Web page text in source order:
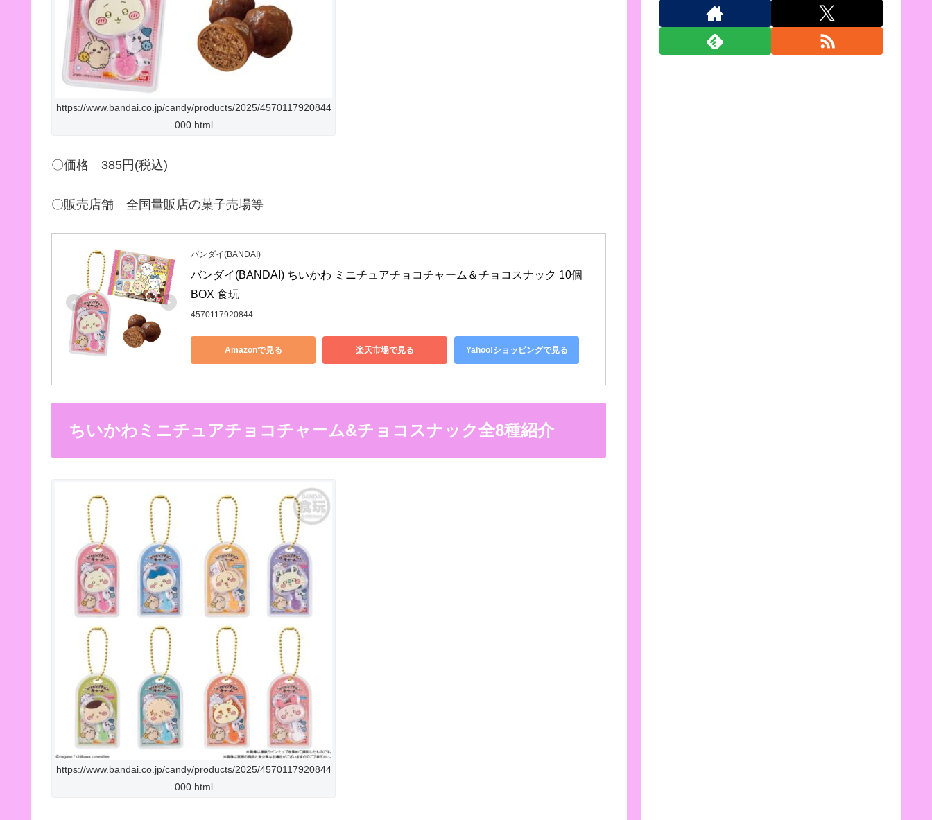
https://www.bandai.co.jp/candy/products/2025/4570117920844
000.html
〇価格 385円(税込)
〇販売店舗 全国量販店の菓子売場等
バンダイ(BANDAI)
バンダイ(BANDAI) ちいかわ ミニチュアチョコチャーム＆チョコスナック 10個
BOX 食玩
4570117920844
Amazonで見る 楽天市場で見る Yahoo!ショッピングで見る
ちいかわミニチュアチョコチャーム&チョコスナック全8種紹介
https://www.bandai.co.jp/candy/products/2025/4570117920844
000.html